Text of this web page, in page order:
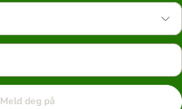
Meld deg på